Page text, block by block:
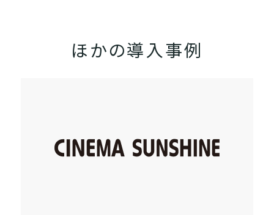
ほかの導入事例